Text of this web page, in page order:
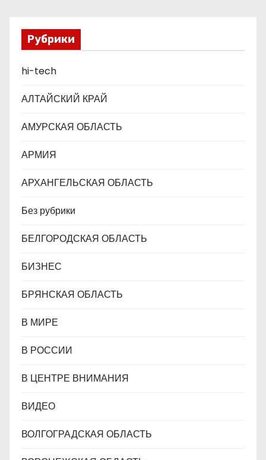
п
м
Рубрики
hi-tech
АЛТАЙСКИЙ КРАЙ
АМУРСКАЯ ОБЛАСТЬ
АРМИЯ
АРХАНГЕЛЬСКАЯ ОБЛАСТЬ
Без рубрики
БЕЛГОРОДСКАЯ ОБЛАСТЬ
БИЗНЕС
БРЯНСКАЯ ОБЛАСТЬ
В МИРЕ
В РОССИИ
В ЦЕНТРЕ ВНИМАНИЯ
ВИДЕО
ВОЛГОГРАДСКАЯ ОБЛАСТЬ